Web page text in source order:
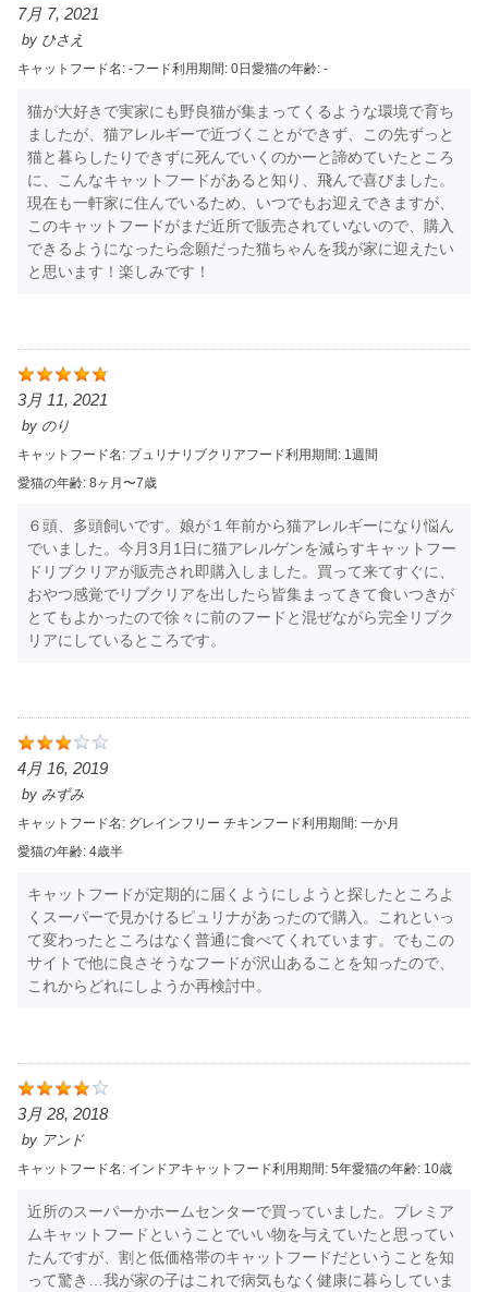
7月 7, 2021
by ひさえ
キャットフード名: -フード利用期間: 0日愛猫の年齢: -
猫が大好きで実家にも野良猫が集まってくるような環境で育ち
ましたが、猫アレルギーで近づくことができず、この先ずっと
猫と暮らしたりできずに死んでいくのかーと諦めていたところ
に、こんなキャットフードがあると知り、飛んで喜びました。
現在も一軒家に住んでいるため、いつでもお迎えできますが、
このキャットフードがまだ近所で販売されていないので、購入
できるようになったら念願だった猫ちゃんを我が家に迎えたい
と思います！楽しみです！
3月 11, 2021
by のり
キャットフード名: プュリナリブクリアフード利用期間: 1週間
愛猫の年齢: 8ヶ月〜7歳
６頭、多頭飼いです。娘が１年前から猫アレルギーになり悩ん
でいました。今月3月1日に猫アレルゲンを減らすキャットフー
ドリブクリアが販売され即購入しました。買って来てすぐに、
おやつ感覚でリブクリアを出したら皆集まってきて食いつきが
とてもよかったので徐々に前のフードと混ぜながら完全リブク
リアにしているところです。
4月 16, 2019
by みずみ
キャットフード名: グレインフリー チキンフード利用期間: 一か月
愛猫の年齢: 4歳半
キャットフードが定期的に届くようにしようと探したところよ
くスーパーで見かけるピュリナがあったので購入。これといっ
て変わったところはなく普通に食べてくれています。でもこの
サイトで他に良さそうなフードが沢山あることを知ったので、
これからどれにしようか再検討中。
3月 28, 2018
by アンド
キャットフード名: インドアキャット フード利用期間: 5年愛猫の年齢: 10歳
近所のスーパーかホームセンターで買っていました。プレミア
ムキャットフードということでいい物を与えていたと思ってい
たんですが、割と低価格帯のキャットフードだということを知
って驚き…我が家の子はこれで病気もなく健康に暮らしていま